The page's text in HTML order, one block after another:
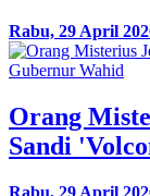
Rabu, 29 April
Orang
Sandi
Rabu, 29 April